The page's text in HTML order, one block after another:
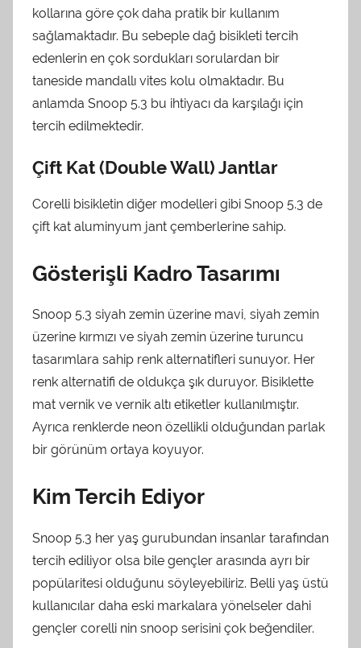
kollarına göre çok daha pratik bir kullanım
sağlamaktadır. Bu sebeple dağ bisikleti tercih
edenlerin en çok sordukları sorulardan bir
taneside mandallı vites kolu olmaktadır. Bu
anlamda Snoop 5.3 bu ihtiyacı da karşılağı için
tercih edilmektedir.
Çift Kat (Double Wall) Jantlar
Corelli bisikletin diğer modelleri gibi Snoop 5.3 de
çift kat aluminyum jant çemberlerine sahip.
Gösterişli Kadro Tasarımı
Snoop 5.3 siyah zemin üzerine mavi, siyah zemin
üzerine kırmızı ve siyah zemin üzerine turuncu
tasarımlara sahip renk alternatifleri sunuyor. Her
renk alternatifi de oldukça şık duruyor. Bisiklette
mat vernik ve vernik altı etiketler kullanılmıştır.
Ayrıca renklerde neon özellikli olduğundan parlak
bir görünüm ortaya koyuyor.
Kim Tercih Ediyor
Snoop 5.3 her yaş gurubundan insanlar tarafından
tercih ediliyor olsa bile gençler arasında ayrı bir
popülaritesi olduğunu söyleyebiliriz. Belli yaş üstü
kullanıcılar daha eski markalara yönelseler dahi
gençler corelli nin snoop serisini çok beğendiler.